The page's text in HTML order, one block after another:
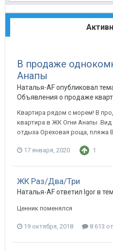
В продаже
Анапы
Наталья-AF опубликовал
Объявления о продаже
Квартира рядом с морем! В
квартира в ЖК Огни Анапы
отдыха Ореховая роща, пляжа
17 января, 2020 1
ЖК Раз/Два/Три
Наталья-AF ответил Igor в
Ценник поменялся
19 октября, 2018 8 613